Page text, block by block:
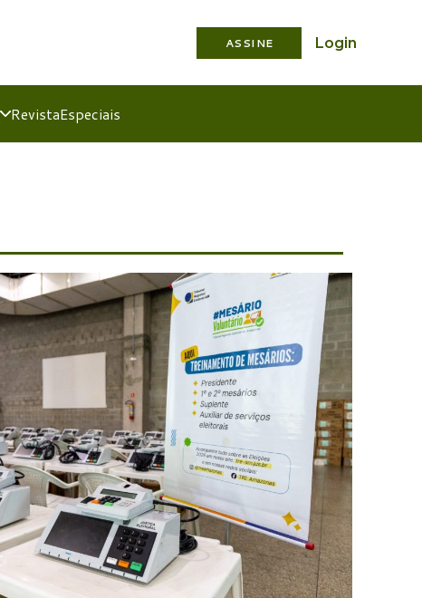
ASSINE Login
RevistaEspeciais